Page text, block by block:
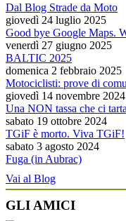
Dal Blog Strade da Moto
giovedì 24 luglio 2025
Good bye Google Maps.
venerdì 27 giugno 2025
BALTIC 2025
domenica 2 febbraio 2025
Motociclisti: prove di
giovedì 14 novembre 2024
Una NON tassa che ci
sabato 19 ottobre 2024
TGiF è morto. Viva TGiF!
sabato 3 agosto 2024
Fuga (in Aubrac)
Vai al Blog
GLI AMICI